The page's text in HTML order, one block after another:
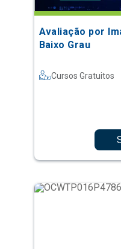
Avaliação por
Baixo Grau
Cursos Gratuitos